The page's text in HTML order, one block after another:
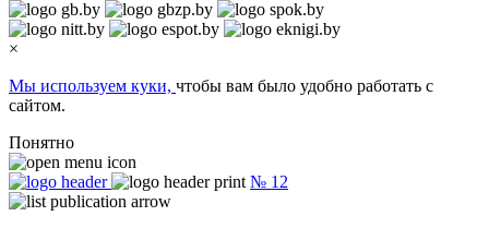
×
Мы используем куки, чтобы вам было удобно работать с
сайтом.
Понятно
№ 12